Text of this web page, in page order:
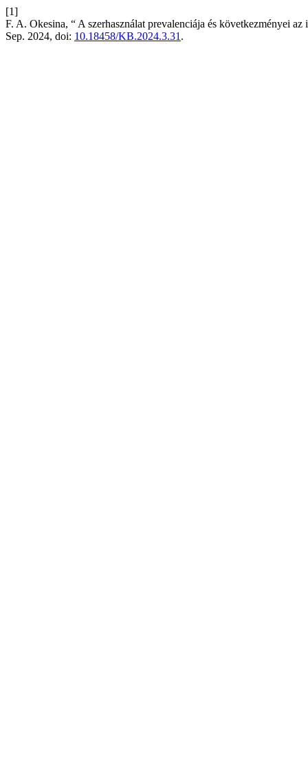
[1]
F. A. Okesina, “ A szerhasználat prevalenciája és következményei
Sep. 2024, doi: 10.18458/KB.2024.3.31 .